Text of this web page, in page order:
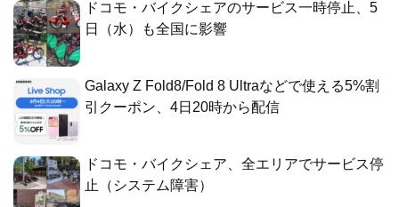
ドコモ・バイクシェアのサービス一時停止、5
日（水）も全国に影響
Galaxy Z Fold8/Fold 8 Ultraなどで使える5%割
引クーポン、4日20時から配信
ドコモ・バイクシェア、全エリアでサービス停
止（システム障害）